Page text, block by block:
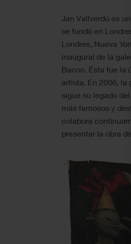
Jan Vallverdú es
se fundó en
Londres, Nueva
inaugural de la
Bacon. Ésta fue la
artista. En 2006, la
sigue su legado
más famosos y
colabora
presentar la obra